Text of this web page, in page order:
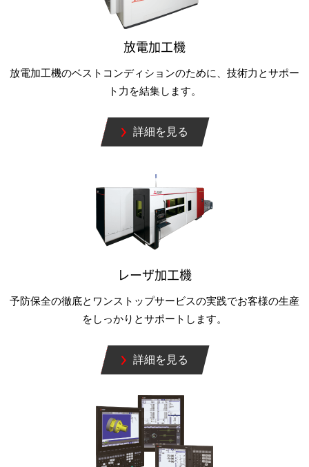
放電加工機
放電加工機のベストコンディションのために、技術力とサポー
ト力を結集します。
詳細を見る
レーザ加工機
予防保全の徹底とワンストップサービスの実践でお客様の生産
をしっかりとサポートします。
詳細を見る